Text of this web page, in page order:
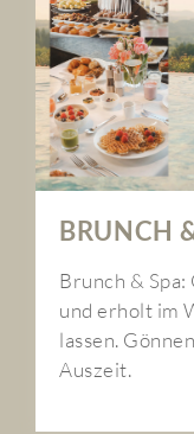
BRUNCH
Brunch & Spa:
und erholt im
lassen.
Auszeit.